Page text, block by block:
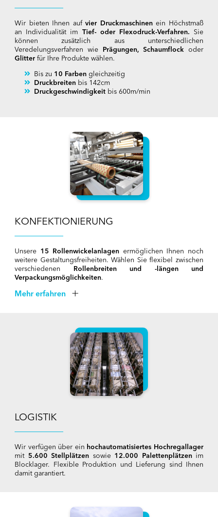
Wir bieten Ihnen aufvier Druckmaschinenein Höchstmaß
an Individualität im Tief- oder Flexodruck-Verfahren. Sie
können zusätzlich aus unterschiedlichen
Veredelungsverfahren wie Prägungen, Schaumflock oder
Glitter für Ihre Produkte wählen.
Bis zu 10 Farben gleichzeitig
Druckbreiten bis 142cm
Druckgeschwindigkeit bis 600m/min
KONFEKTIONIERUNG
Unsere 15 Rollenwickelanlagen ermöglichen Ihnen noch
weitere Gestaltungsfreiheiten. Wählen Sie flexibel zwischen
verschiedenen Rollenbreiten und -längen und
Verpackungsmöglichkeiten.
Mehr erfahren
LOGISTIK
Wir verfügen über ein hochautomatisiertes Hochregallager
mit 5.600 Stellplätzen sowie 12.000 Palettenplätzenim
Blocklager. Flexible Produktion und Lieferung sind Ihnen
damit garantiert.